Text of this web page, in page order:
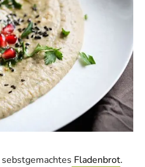
Fladenbrot.